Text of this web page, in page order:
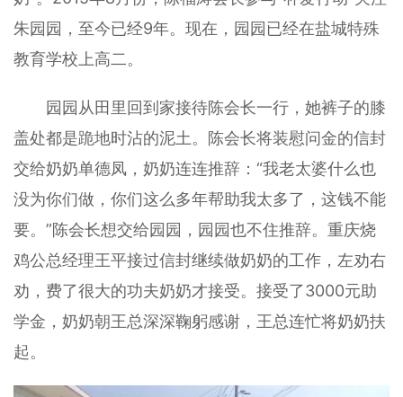
朱园园，至今已经9年。现在，园园已经在盐城特殊
教育学校上高二。
园园从田里回到家接待陈会长一行，她裤子的膝
盖处都是跪地时沾的泥土。陈会长将装慰问金的信封
交给奶奶单德凤，奶奶连连推辞：“我老太婆什么也
没为你们做，你们这么多年帮助我太多了，这钱不能
要。”陈会长想交给园园，园园也不住推辞。重庆烧
鸡公总经理王平接过信封继续做奶奶的工作，左劝右
劝，费了很大的功夫奶奶才接受。接受了3000元助
学金，奶奶朝王总深深鞠躬感谢，王总连忙将奶奶扶
起。